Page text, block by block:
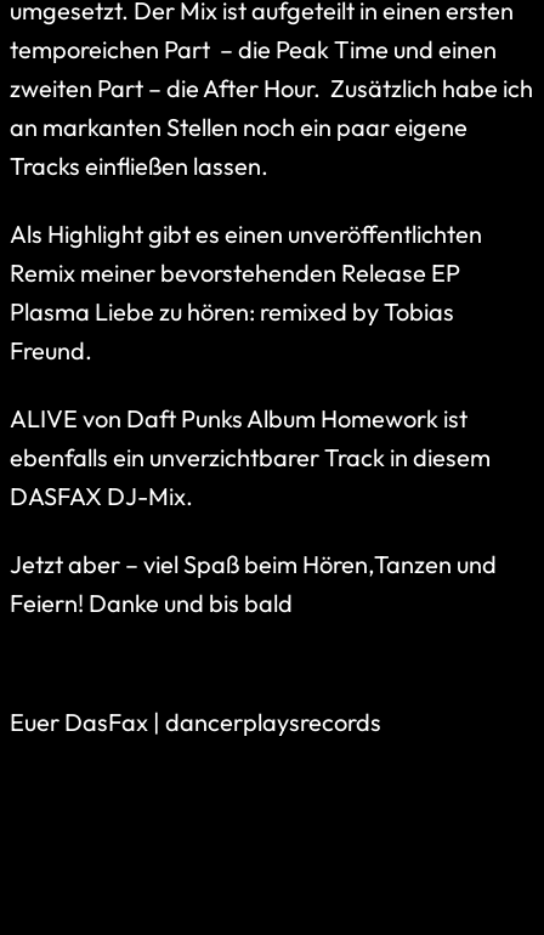
umgesetzt. Der Mix ist aufgeteilt in einen ersten
temporeichen Part – die Peak Time und einen
zweiten Part – die After Hour. Zusätzlich habe ich
an markanten Stellen noch ein paar eigene
Tracks einfließen lassen.
Als Highlight gibt es einen unveröffentlichten
Remix meiner bevorstehenden Release EP
Plasma Liebe zu hören: remixed by Tobias
Freund.
ALIVE von Daft Punks Album Homework ist
ebenfalls ein unverzichtbarer Track in diesem
DASFAX DJ-Mix.
Jetzt aber – viel Spaß beim Hören,Tanzen und
Feiern! Danke und bis bald
Euer DasFax | dancerplaysrecords